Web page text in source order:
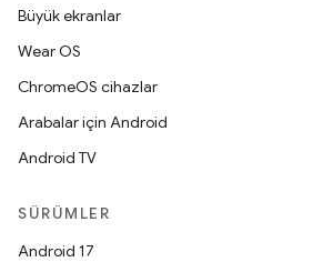
Büyük ekranlar
Wear OS
ChromeOS cihazlar
Arabalar için Android
Android TV
SÜRÜMLER
Android 17